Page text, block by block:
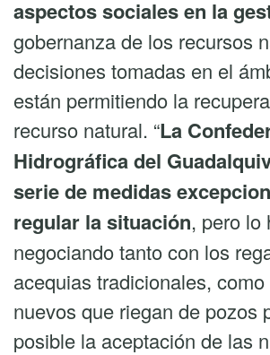
aspectos sociales en la
gobernanza de los recursos
decisiones tomadas en el
están permitiendo la
recurso natural. “La
Hidrográfica del
serie de medidas
regular la situación, pero lo
negociando tanto con los
acequias tradicionales,
nuevos que riegan de pozos
posible la aceptación de las